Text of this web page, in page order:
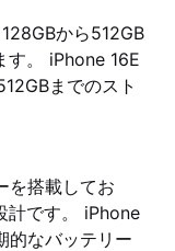
から512GB
す。 iPhone 16E
までのスト
を搭載してお
計です。 iPhone
的なバッテリー